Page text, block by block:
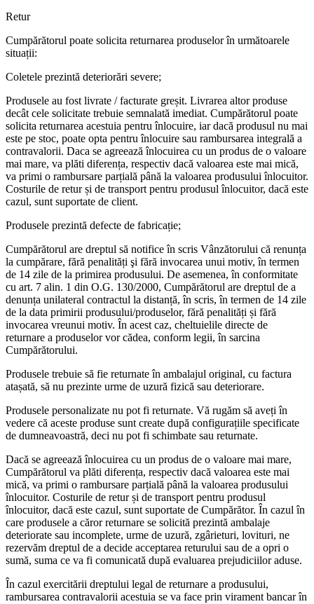
Retur
Cumpărătorul poate solicita returnarea produselor în următoarele
situații:
Coletele prezintă deteriorări severe;
Produsele au fost livrate / facturate greșit. Livrarea altor produse
decât cele solicitate trebuie semnalată imediat. Cumpărătorul poate
solicita returnarea acestuia pentru înlocuire, iar dacă produsul nu mai
este pe stoc, poate opta pentru înlocuire sau rambursarea integrală a
contravalorii. Daca se agreează înlocuirea cu un produs de o valoare
mai mare, va plăti diferența, respectiv dacă valoarea este mai mică,
va primi o rambursare parțială până la valoarea produsului înlocuitor.
Costurile de retur și de transport pentru produsul înlocuitor, dacă este
cazul, sunt suportate de client.
Produsele prezintă defecte de fabricație;
Cumpărătorul are dreptul să notifice în scris Vânzătorului că renunța
la cumpărare, fără penalități şi fără invocarea unui motiv, în termen
de 14 zile de la primirea produsului. De asemenea, în conformitate
cu art. 7 alin. 1 din O.G. 130/2000, Cumpărătorul are dreptul de a
denunța unilateral contractul la distanță, în scris, în termen de 14 zile
de la data primirii produsului/produselor, fără penalități și fără
invocarea vreunui motiv. În acest caz, cheltuielile directe de
returnare a produselor vor cădea, conform legii, în sarcina
Cumpărătorului.
Produsele trebuie să fie returnate în ambalajul original, cu factura
atașată, să nu prezinte urme de uzură fizică sau deteriorare.
Produsele personalizate nu pot fi returnate. Vă rugăm să aveți în
vedere că aceste produse sunt create după configurațiile specificate
de dumneavoastră, deci nu pot fi schimbate sau returnate.
Dacă se agreează înlocuirea cu un produs de o valoare mai mare,
Cumpărătorul va plăti diferența, respectiv dacă valoarea este mai
mică, va primi o rambursare parțială până la valoarea produsului
înlocuitor. Costurile de retur și de transport pentru produsul
înlocuitor, dacă este cazul, sunt suportate de Cumpărător. În cazul în
care produsele a căror returnare se solicită prezintă ambalaje
deteriorate sau incomplete, urme de uzură, zgârieturi, lovituri, ne
rezervăm dreptul de a decide acceptarea returului sau de a opri o
sumă, suma ce va fi comunicată după evaluarea prejudiciilor aduse.
În cazul exercitării dreptului legal de returnare a produsului,
rambursarea contravalorii acestuia se va face prin virament bancar în